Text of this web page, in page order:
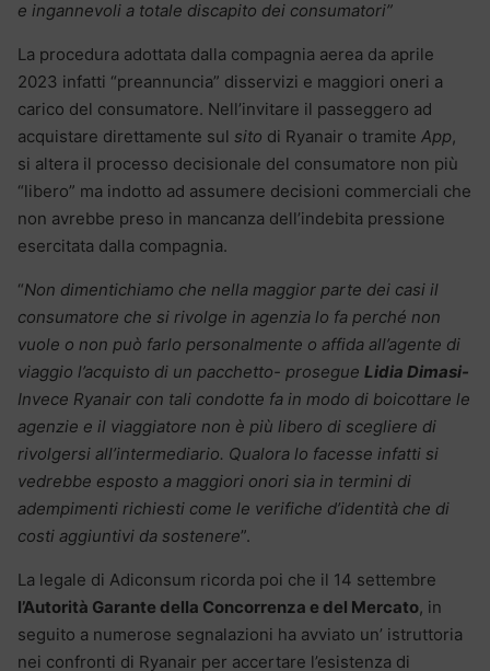
e ingannevoli a totale discapito dei consumatori”
La procedura adottata dalla compagnia aerea da aprile
2023 infatti “preannuncia” disservizi e maggiori oneri a
carico del consumatore. Nell’invitare il passeggero ad
acquistare direttamente sul sito di Ryanair o tramite App,
si altera il processo decisionale del consumatore non più
“libero” ma indotto ad assumere decisioni commerciali che
non avrebbe preso in mancanza dell’indebita pressione
esercitata dalla compagnia.
“Non dimentichiamo che nella maggior parte dei casi il
consumatore che si rivolge in agenzia lo fa perché non
vuole o non può farlo personalmente o affida all’agente di
viaggio l’acquisto di un pacchetto- prosegue Lidia Dimasi-
Invece Ryanair con tali condotte fa in modo di boicottare le
agenzie e il viaggiatore non è più libero di scegliere di
rivolgersi all’intermediario. Qualora lo facesse infatti si
vedrebbe esposto a maggiori onori sia in termini di
adempimenti richiesti come le verifiche d’identità che di
costi aggiuntivi da sostenere”.
La legale di Adiconsum ricorda poi che il 14 settembre
l’Autorità Garante della Concorrenza e del Mercato, in
seguito a numerose segnalazioni ha avviato un’ istruttoria
nei confronti di Ryanair per accertare l’esistenza di